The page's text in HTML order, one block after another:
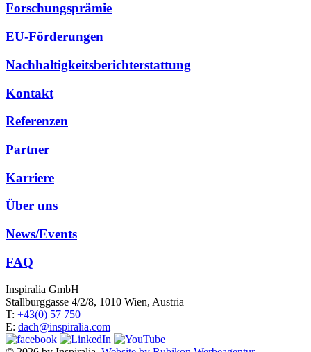
Forschungsprämie
EU-Förderungen
Nachhaltigkeitsberichterstattung
Kontakt
Referenzen
Partner
Karriere
Über uns
News/Events
FAQ
Inspiralia GmbH
Stallburggasse 4/2/8, 1010 Wien, Austria
T: +43(0) 57 750
E: dach@inspiralia.com